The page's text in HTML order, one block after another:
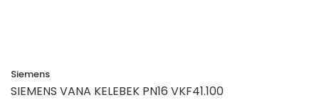
Siemens
SIEMENS VANA KELEBEK PN16 VKF41.100